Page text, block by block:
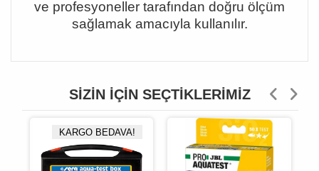
ve profesyoneller tarafından doğru ölçüm
sağlamak amacıyla kullanılır.
SIZIN İÇIN SEÇTIKLERIMIZ
KARGO BEDAVA!